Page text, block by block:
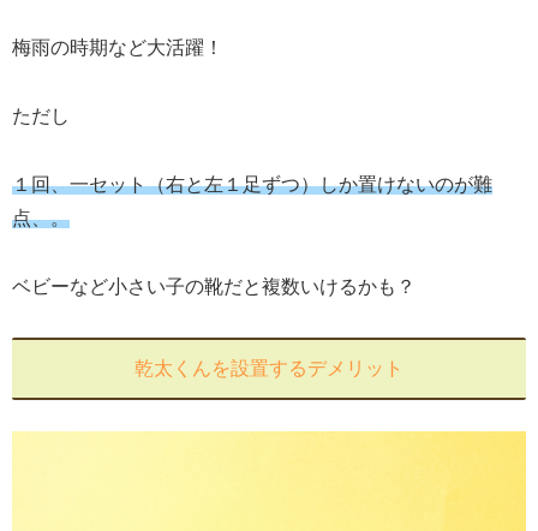
梅雨の時期など大活躍！
ただし
１回、一セット（右と左１足ずつ）しか置けないのが難
点、。
ベビーなど小さい子の靴だと複数いけるかも？
乾太くんを設置するデメリット